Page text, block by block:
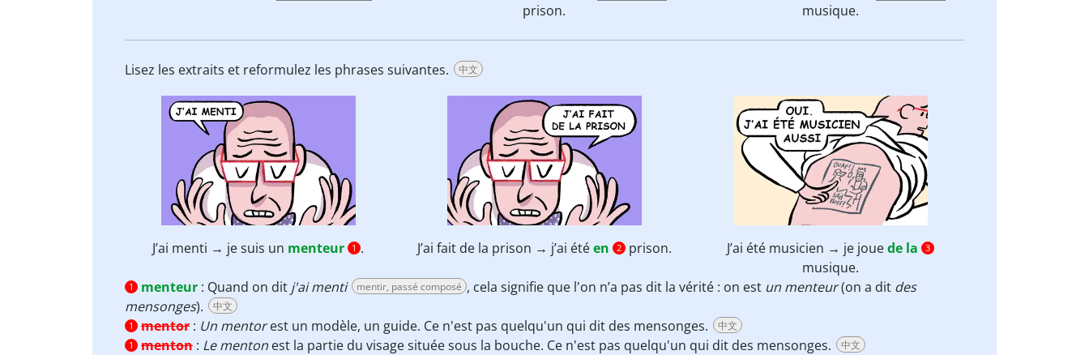
prison.
musique.
Lisez les extraits et reformulez les phrases suivantes. 中文
J’ai menti → je suis un menteur 1 . J’ai fait de la prison → j’ai étéen 2 prison. J’ai été musicien → je jouede la 3
musique.
1 menteur : Quand on dit j'ai menti mentir, passé composé , cela signifie que l'on n’a pas dit la vérité : on est un menteur(on a dit des
mensonges). 中文
1 mentor : Un mentorest un modèle, un guide. Ce n'est pas quelqu'un qui dit des mensonges. 中文
1 menton : Le menton est la partie du visage située sous la bouche. Ce n'est pas quelqu'un qui dit des mensonges. 中文